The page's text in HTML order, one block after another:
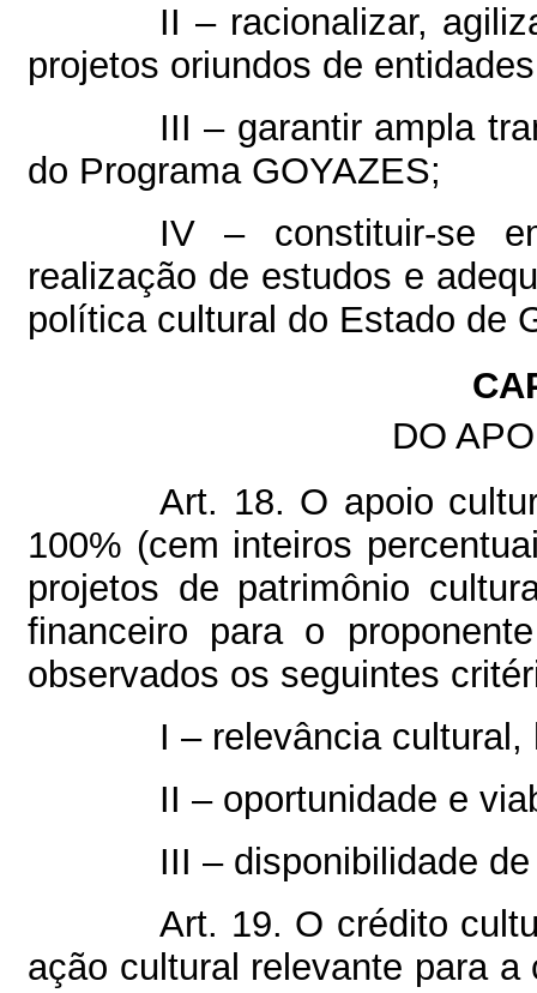
II – racionalizar,
projetos oriundos de
III – garantir ampla
do Programa GOYAZES;
IV – constituir-se
realização de estudos e
política cultural do Estado de
DO
Art. 18. O apoio
100% (cem inteiros
projetos de patrimônio
financeiro para o
observados os seguintes
I – relevância
II – oportunidade e
III – disponibilidade
Art. 19. O crédito
ação cultural relevante para